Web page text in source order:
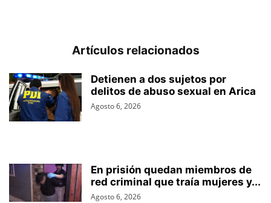
Artículos relacionados
Detienen a dos sujetos por
delitos de abuso sexual en Arica
Agosto 6, 2026
En prisión quedan miembros de
red criminal que traía mujeres y...
Agosto 6, 2026